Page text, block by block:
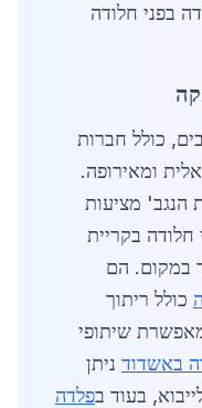
בפני חלודה
כולל חברות
ומאירופה.
הנגב' מציעות
חלודה בקריית
במקום. הם
כולל ריתוך
שיתופי
באשדוד ניתן
בעוד בפלדה